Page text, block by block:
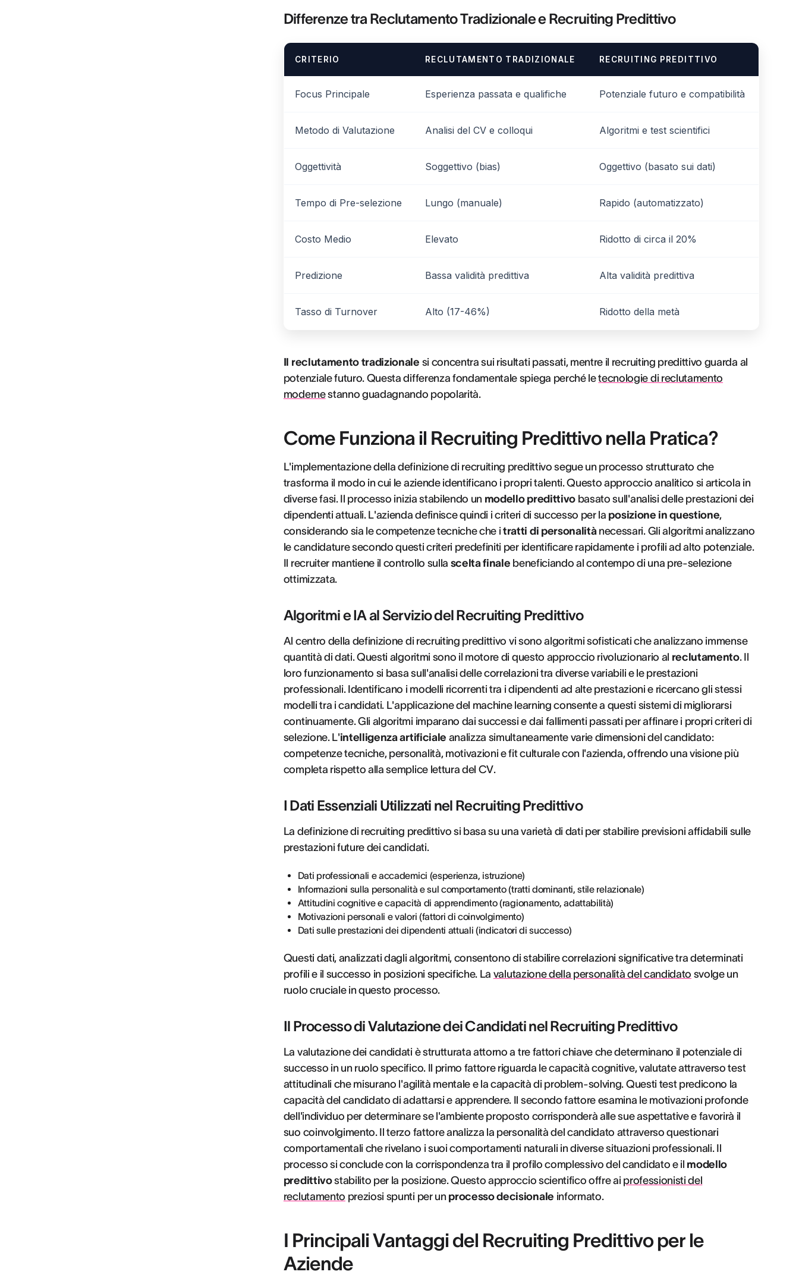
Differenze tra Reclutamento Tradizionale e Recruiting Predittivo
CRITERIO RECLUTAMENTO TRADIZIONALE RECRUITING PREDITTIVO
Focus Principale Esperienza passata e qualifiche Potenziale futuro e compatibilità
Metodo di Valutazione Analisi del CV e colloqui Algoritmi e test scientifici
Oggettività Soggettivo (bias) Oggettivo (basato sui dati)
Tempo di Pre-selezione Lungo (manuale) Rapido (automatizzato)
Costo Medio Elevato Ridotto di circa il 20%
Predizione Bassa validità predittiva Alta validità predittiva
Tasso di Turnover Alto (17-46%) Ridotto della metà
Il reclutamento tradizionale si concentra sui risultati passati, mentre il recruiting predittivo guarda al
potenziale futuro. Questa differenza fondamentale spiega perché letecnologie di reclutamento
modernestanno guadagnando popolarità.
Come Funziona il Recruiting Predittivo nella Pratica?
L'implementazione della definizione di recruiting predittivo segue un processo strutturato che
trasforma il modo in cui le aziende identificano i propri talenti. Questo approccio analitico si articola in
diverse fasi. Il processo inizia stabilendo un modello predittivo basato sull'analisi delle prestazioni dei
dipendenti attuali. L'azienda definisce quindi i criteri di successo per la posizione in questione,
considerando sia le competenze tecniche che itratti di personalitànecessari. Gli algoritmi analizzano
le candidature secondo questi criteri predefiniti per identificare rapidamente i profili ad alto potenziale.
Il recruiter mantiene il controllo sulla scelta finale beneficiando al contempo di una pre-selezione
ottimizzata.
Algoritmi e IA al Servizio del Recruiting Predittivo
Al centro della definizione di recruiting predittivo vi sono algoritmi sofisticati che analizzano immense
quantità di dati. Questi algoritmi sono il motore di questo approccio rivoluzionario al reclutamento. Il
loro funzionamento si basa sull'analisi delle correlazioni tra diverse variabili e le prestazioni
professionali. Identificano i modelli ricorrenti tra i dipendenti ad alte prestazioni e ricercano gli stessi
modelli tra i candidati. L'applicazione del machine learning consente a questi sistemi di migliorarsi
continuamente. Gli algoritmi imparano dai successi e dai fallimenti passati per affinare i propri criteri di
selezione. L'intelligenza artificiale analizza simultaneamente varie dimensioni del candidato:
competenze tecniche, personalità, motivazioni e fit culturale con l'azienda, offrendo una visione più
completa rispetto alla semplice lettura del CV.
I Dati Essenziali Utilizzati nel Recruiting Predittivo
La definizione di recruiting predittivo si basa su una varietà di dati per stabilire previsioni affidabili sulle
prestazioni future dei candidati.
Dati professionali e accademici (esperienza, istruzione)
Informazioni sulla personalità e sul comportamento (tratti dominanti, stile relazionale)
Attitudini cognitive e capacità di apprendimento (ragionamento, adattabilità)
Motivazioni personali e valori (fattori di coinvolgimento)
Dati sulle prestazioni dei dipendenti attuali (indicatori di successo)
Questi dati, analizzati dagli algoritmi, consentono di stabilire correlazioni significative tra determinati
profili e il successo in posizioni specifiche. La valutazione della personalità del candidato svolge un
ruolo cruciale in questo processo.
Il Processo di Valutazione dei Candidati nel Recruiting Predittivo
La valutazione dei candidati è strutturata attorno a tre fattori chiave che determinano il potenziale di
successo in un ruolo specifico. Il primo fattore riguarda le capacità cognitive, valutate attraverso test
attitudinali che misurano l'agilità mentale e la capacità di problem-solving. Questi test predicono la
capacità del candidato di adattarsi e apprendere. Il secondo fattore esamina le motivazioni profonde
dell'individuo per determinare se l'ambiente proposto corrisponderà alle sue aspettative e favorirà il
suo coinvolgimento. Il terzo fattore analizza la personalità del candidato attraverso questionari
comportamentali che rivelano i suoi comportamenti naturali in diverse situazioni professionali. Il
processo si conclude con la corrispondenza tra il profilo complessivo del candidato e il modello
predittivostabilito per la posizione. Questo approccio scientifico offre ai professionisti del
reclutamento preziosi spunti per un processo decisionale informato.
I Principali Vantaggi del Recruiting Predittivo per le
Aziende